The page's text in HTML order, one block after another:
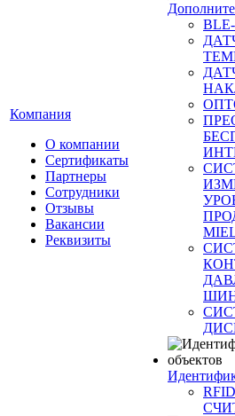
Компания
О компании
Сертификаты
Партнеры
Сотрудники
Отзывы
Вакансии
Реквизиты
RFID